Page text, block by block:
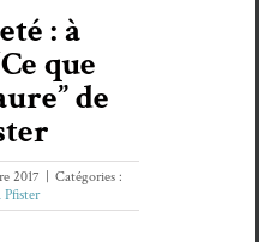
: à
que
de
2017
Catégories :
Pfister